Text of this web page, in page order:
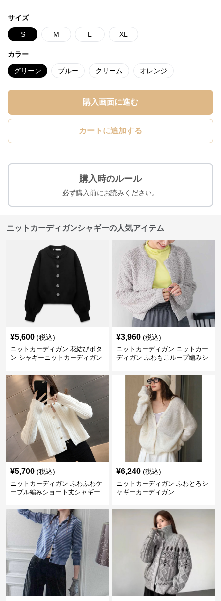
サイズ
S M L XL
カラー
グリーン ブルー クリーム オレンジ
購入画面に進む
カートに追加する
購入時のルール
必ず購入前にお読みください。
ニットカーディガンシャギーの人気アイテム
¥5,600 (税込)
ニットカーディガン 花結びボタ
ン シャギーニットカーディガン
¥3,960 (税込)
ニットカーディガン ニットカー
ディガン ふわもこループ編みシ
¥5,700 (税込)
ニットカーディガン ふわふわケ
ーブル編みショート丈シャギー
¥6,240 (税込)
ニットカーディガン ふわとろシ
ャギーカーディガン